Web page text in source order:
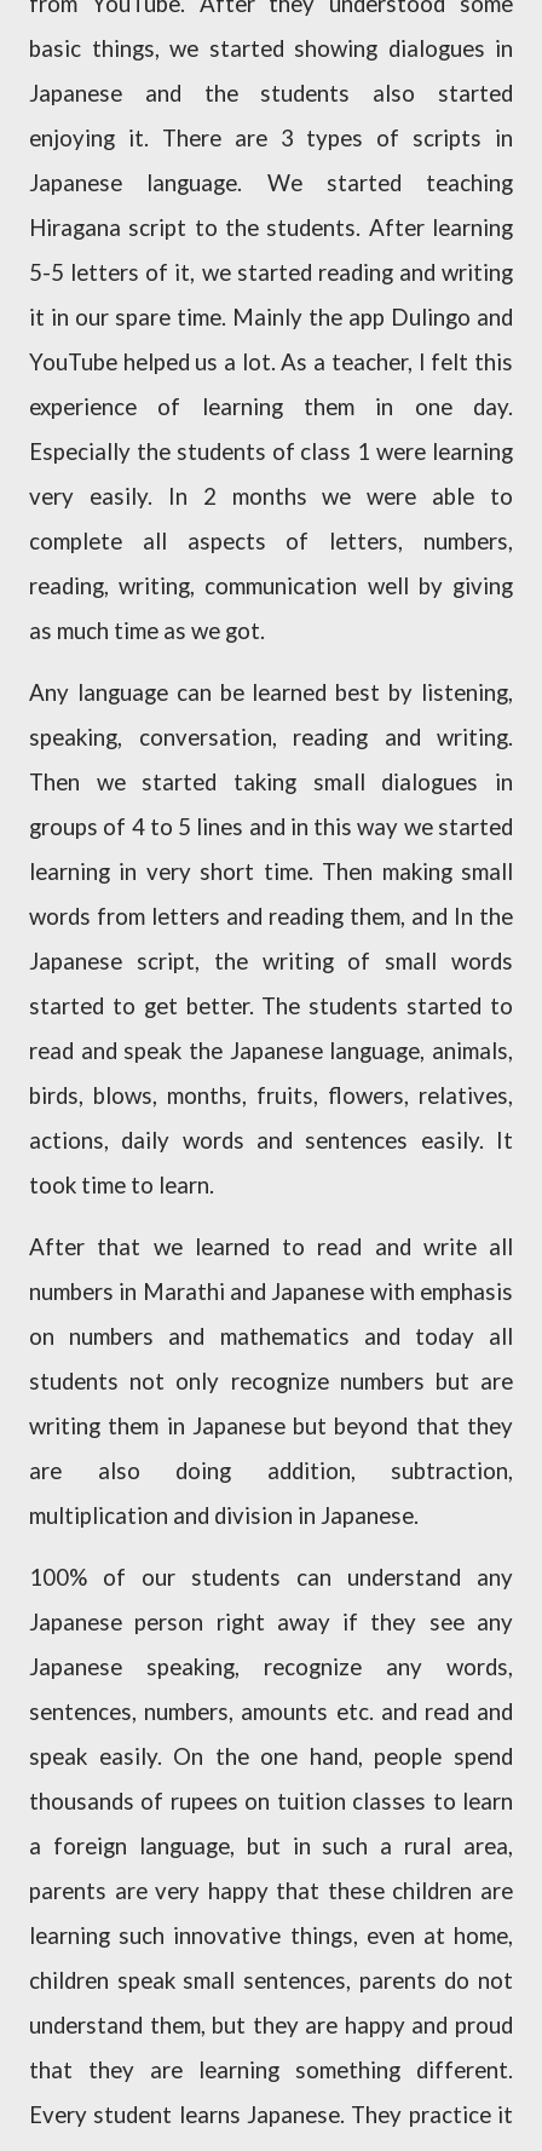
basic things, we started showing dialogues in
Japanese and the students also started
enjoying it. There are 3 types of scripts in
Japanese language. We started teaching
Hiragana script to the students. After learning
5-5 letters of it, we started reading and writing
it in our spare time. Mainly the app Dulingo and
YouTube helped us a lot. As a teacher, I felt this
experience of learning them in one day.
Especially the students of class 1 were learning
very easily. In 2 months we were able to
complete all aspects of letters, numbers,
reading, writing, communication well by giving
as much time as we got.
Any language can be learned best by listening,
speaking, conversation, reading and writing.
Then we started taking small dialogues in
groups of 4 to 5 lines and in this way we started
learning in very short time. Then making small
words from letters and reading them, and In the
Japanese script, the writing of small words
started to get better. The students started to
read and speak the Japanese language, animals,
birds, blows, months, fruits, flowers, relatives,
actions, daily words and sentences easily. It
took time to learn.
After that we learned to read and write all
numbers in Marathi and Japanese with emphasis
on numbers and mathematics and today all
students not only recognize numbers but are
writing them in Japanese but beyond that they
are also doing addition, subtraction,
multiplication and division in Japanese.
100% of our students can understand any
Japanese person right away if they see any
Japanese speaking, recognize any words,
sentences, numbers, amounts etc. and read and
speak easily. On the one hand, people spend
thousands of rupees on tuition classes to learn
a foreign language, but in such a rural area,
parents are very happy that these children are
learning such innovative things, even at home,
children speak small sentences, parents do not
understand them, but they are happy and proud
that they are learning something different.
Every student learns Japanese. They practice it